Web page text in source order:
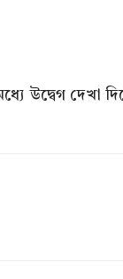
উদ্বেগ দেখা